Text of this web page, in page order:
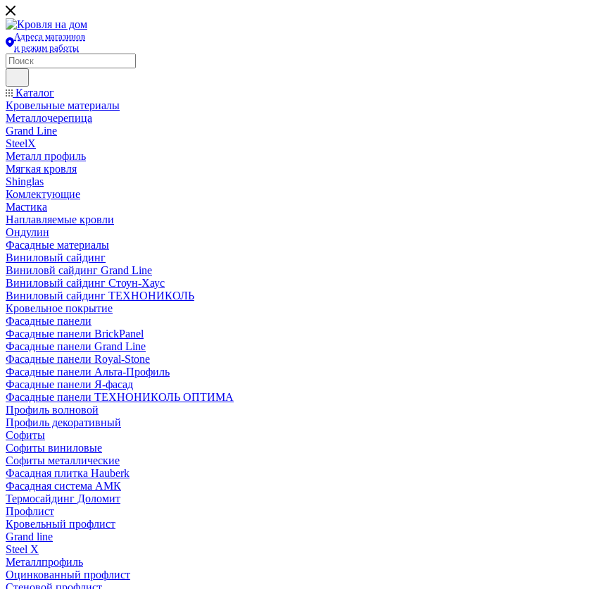
Адреса магазинов
и режим работы
Каталог
Кровельные материалы
Металлочерепица
Grand Line
SteelX
Металл профиль
Мягкая кровля
Shinglas
Комлектующие
Мастика
Наплавляемые кровли
Ондулин
Фасадные материалы
Виниловый сайдинг
Виниловй сайдинг Grand Line
Виниловый сайдинг Стоун-Хаус
Виниловый сайдинг ТЕХНОНИКОЛЬ
Кровельное покрытие
Фасадные панели
Фасадные панели BrickPanel
Фасадные панели Grand Line
Фасадные панели Royal-Stone
Фасадные панели Альта-Профиль
Фасадные панели Я-фасад
Фасадные панели ТЕХНОНИКОЛЬ ОПТИМА
Профиль волновой
Профиль декоративный
Софиты
Софиты виниловые
Софиты металлические
Фасадная плитка Hauberk
Фасадная система АМК
Термосайдинг Доломит
Профлист
Кровельный профлист
Grand line
Steel X
Металлпрофиль
Оцинкованный профлист